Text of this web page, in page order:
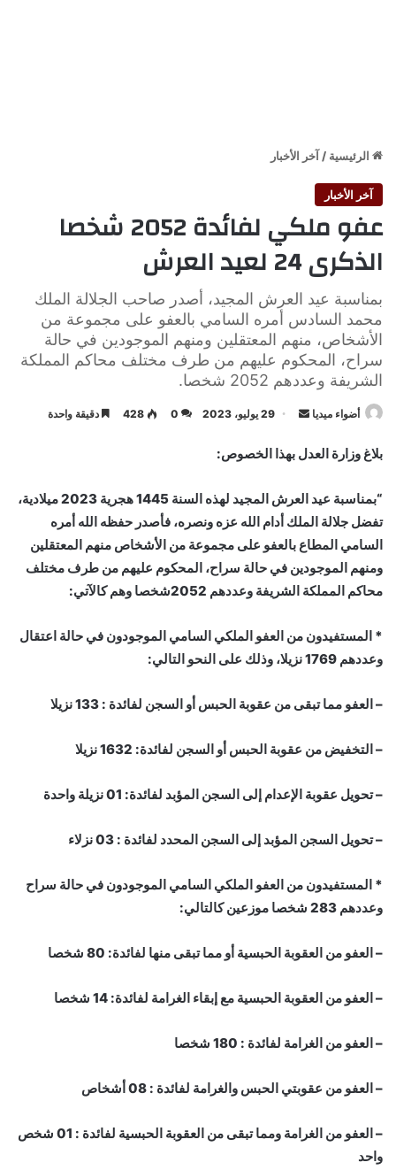
الرئيسية / آخر الأخبار
آخر الأخبار
عفو ملكي لفائدة 2052 شخصا
الذكرى 24 لعيد العرش
بمناسبة عيد العرش المجيد، أصدر صاحب الجلالة الملك
محمد السادس أمره السامي بالعفو على مجموعة من
الأشخاص، منهم المعتقلين ومنهم الموجودين في حالة
سراح، المحكوم عليهم من طرف مختلف محاكم المملكة
الشريفة وعددهم 2052 شخصا.
أضواء ميديا
أرسل
إلكترونيا
29 يوليو، 2023 0
428 دقيقة واحدة
بلاغ وزارة العدل بهذا الخصوص:
“بمناسبة عيد العرش المجيد لهذه السنة 1445 هجرية 2023 ميلادية،
تفضل جلالة الملك أدام الله عزه ونصره، فأصدر حفظه الله أمره
السامي المطاع بالعفو على مجموعة من الأشخاص منهم المعتقلين
ومنهم الموجودين في حالة سراح، المحكوم عليهم من طرف مختلف
محاكم المملكة الشريفة وعددهم 2052شخصا وهم كالآتي:
* المستفيدون من العفو الملكي السامي الموجودون في حالة اعتقال
وعددهم 1769 نزيلا، وذلك على النحو التالي:
– العفو مما تبقى من عقوبة الحبس أو السجن لفائدة : 133 نزيلا
– التخفيض من عقوبة الحبس أو السجن لفائدة: 1632 نزيلا
– تحويل عقوبة الإعدام إلى السجن المؤبد لفائدة: 01 نزيلة واحدة
– تحويل السجن المؤبد إلى السجن المحدد لفائدة : 03 نزلاء
* المستفيدون من العفو الملكي السامي الموجودون في حالة سراح
وعددهم 283 شخصا موزعين كالتالي:
– العفو من العقوبة الحبسية أو مما تبقى منها لفائدة: 80 شخصا
– العفو من العقوبة الحبسية مع إبقاء الغرامة لفائدة: 14 شخصا
– العفو من الغرامة لفائدة : 180 شخصا
– العفو من عقوبتي الحبس والغرامة لفائدة : 08 أشخاص
– العفو من الغرامة ومما تبقى من العقوبة الحبسية لفائدة : 01 شخص
واحد